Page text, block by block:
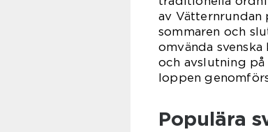
av Vätternrundan
sommaren och
omvända
och avslutning
loppen
Populära